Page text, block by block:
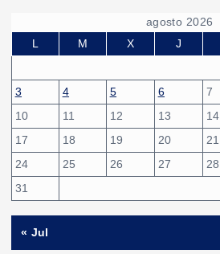
agosto 2026
L
M X J
3
4 5 6 7
10
11 12 13 14
17
18 19 20 21
24
25 26 27 28
31
« Jul